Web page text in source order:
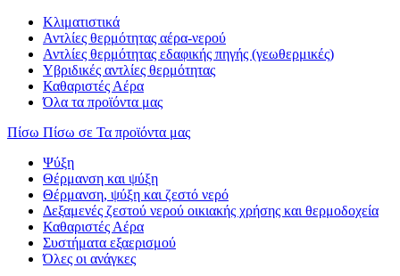
Κλιματιστικά
Αντλίες θερμότητας αέρα-νερού
Αντλίες θερμότητας εδαφικής πηγής (γεωθερμικές)
Υβριδικές αντλίες θερμότητας
Καθαριστές Αέρα
Όλα τα προϊόντα μας
Πίσω Πίσω σε Τα προϊόντα μας
Ψύξη
Θέρμανση και ψύξη
Θέρμανση, ψύξη και ζεστό νερό
Δεξαμενές ζεστού νερού οικιακής χρήσης και θερμοδοχεία
Καθαριστές Αέρα
Συστήματα εξαερισμού
Όλες οι ανάγκες